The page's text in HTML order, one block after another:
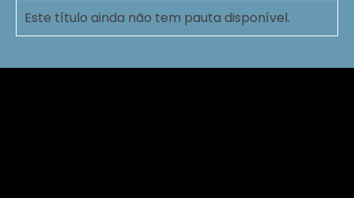
Este título ainda não tem pauta disponível.